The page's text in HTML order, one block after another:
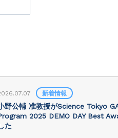
新着情報
野公輔 准教授がScience Tokyo
2025 DEMO DAY Best
た